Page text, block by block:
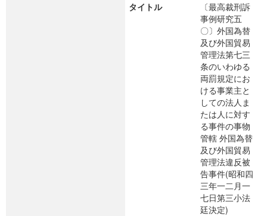
タイトル
〔最高裁刑訴
事例研究五
〇〕外国為替
及び外国貿易
管理法第七三
条のいわゆる
両罰規定にお
ける事業主と
しての法人ま
たは人に対す
る事件の事物
管轄 外国為替
及び外国貿易
管理法違反被
告事件(昭和四
三年一二月一
七日第三小法
廷決定)